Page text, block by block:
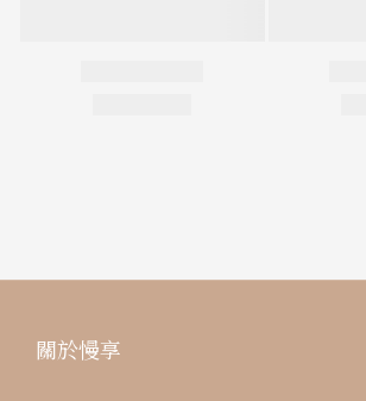
關於慢享